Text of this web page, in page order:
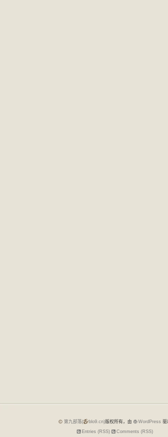
第九部落( blo9.cn)版权所有，由 WordPress 驱
Entries (RSS)
Comments (RSS)